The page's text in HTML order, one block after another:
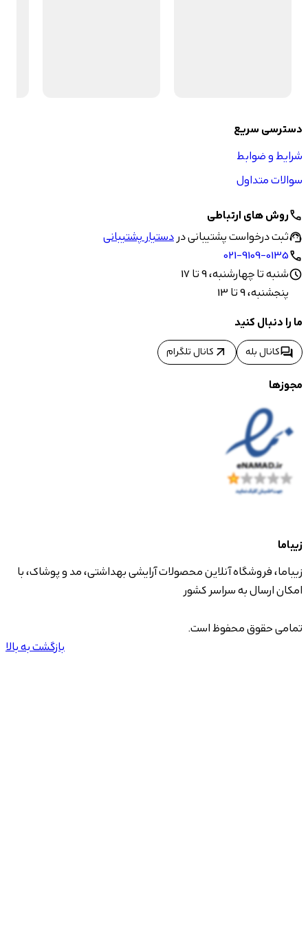
دسترسی سریع
شرایط و ضوابط
سوالات متداول
callروش های ارتباطی
support_agentثبت درخواست پشتیبانی دردستیار پشتیبانی
call
021-9109-0135
scheduleشنبه تا چهارشنبه، 9 تا 17
پنجشنبه، 9 تا 13
ما را دنبال کنید
forumکانال بله arrow_outward کانال تلگرام
مجوزها
زیباما
زیباما، فروشگاه آنلاین محصولات آرایشی بهداشتی، مد و پوشاک، با
امکان ارسال به سراسر کشور
تمامی حقوق محفوظ است.
بازگشت به بالا